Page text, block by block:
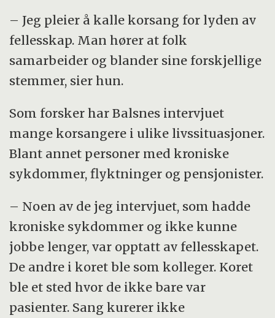
– Jeg pleier å kalle korsang for lyden av
fellesskap. Man hører at folk
samarbeider og blander sine forskjellige
stemmer, sier hun.
Som forsker har Balsnes intervjuet
mange korsangere i ulike livssituasjoner.
Blant annet personer med kroniske
sykdommer, flyktninger og pensjonister.
– Noen av de jeg intervjuet, som hadde
kroniske sykdommer og ikke kunne
jobbe lenger, var opptatt av fellesskapet.
De andre i koret ble som kolleger. Koret
ble et sted hvor de ikke bare var
pasienter. Sang kurerer ikke